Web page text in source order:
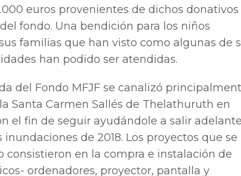
euros provenientes de dichos donativos
fondo. Una bendición para los niños
familias que han visto como algunas de
han podido ser atendidas.
del Fondo MFJF se canalizó
Santa Carmen Sallés de Thelathuruth en
el fin de seguir ayudándole a salir adelante
inundaciones de 2018. Los proyectos que se
consistieron en la compra e instalación de
ordenadores, proyector, pantalla y